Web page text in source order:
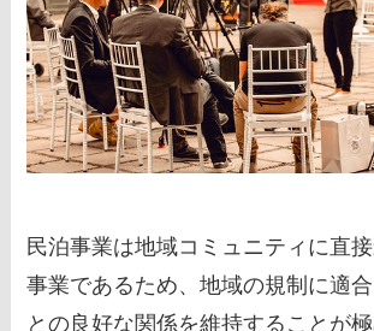
民泊事業は地域コミュニティに直
事業であるため、地域の規制に適
との良好な関係を維持することが